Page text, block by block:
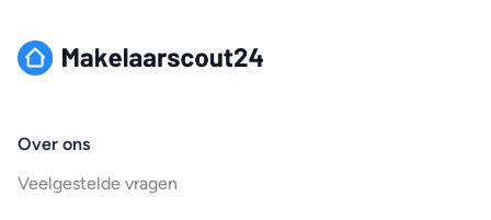
Over ons
Veelgestelde vragen